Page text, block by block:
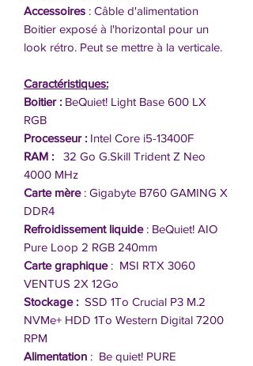
Accessoires : Câble d'alimentation
Boitier exposé à l'horizontal pour un
look rétro. Peut se mettre à la verticale.
Caractéristiques:
Boitier : BeQuiet! Light Base 600 LX
RGB
Processeur : Intel Core i5-13400F
RAM : 32 Go G.Skill Trident Z Neo
4000 MHz
Carte mère: Gigabyte B760 GAMING X
DDR4
Refroidissement liquide : BeQuiet! AIO
Pure Loop 2 RGB 240mm
Carte graphique : MSI RTX 3060
VENTUS 2X 12Go
Stockage : SSD 1To Crucial P3 M.2
NVMe+ HDD 1To Western Digital 7200
RPM
Alimentation : Be quiet! PURE